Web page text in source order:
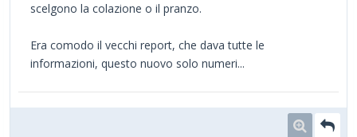
scelgono la colazione o il pranzo.
Era comodo il vecchi report, che dava tutte le
informazioni, questo nuovo solo numeri...